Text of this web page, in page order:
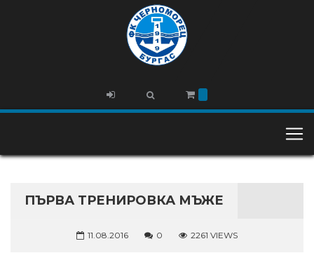
ПЪРВА ТРЕНИРОВКА МЪЖЕ
11.08.2016 0 2261 VIEWS